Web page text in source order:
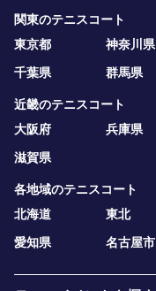
関東のテニスコート
東京都
神奈川県
千葉県
群馬県
近畿のテニスコート
大阪府
兵庫県
滋賀県
各地域のテニスコート
北海道
東北
愛知県
名古屋市